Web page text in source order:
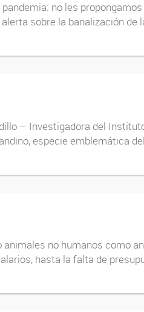
no les
sobre la banalización de
– Investigadora del
especie emblemática
no humanos como
hasta la falta de